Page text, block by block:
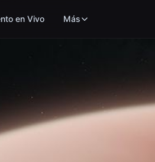
en Vivo Más